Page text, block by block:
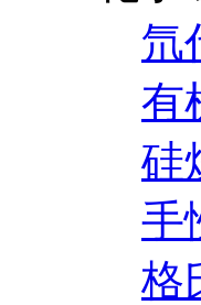
氘
有
硅
手
格